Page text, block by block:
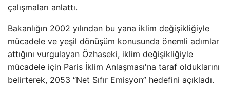
çalışmaları anlattı.
Bakanlığın 2002 yılından bu yana iklim değişikliğiyle
mücadele ve yeşil dönüşüm konusunda önemli adımlar
attığını vurgulayan Özhaseki, iklim değişikliğiyle
mücadele için Paris İklim Anlaşması'na taraf olduklarını
belirterek, 2053 “Net Sıfır Emisyon” hedefini açıkladı.